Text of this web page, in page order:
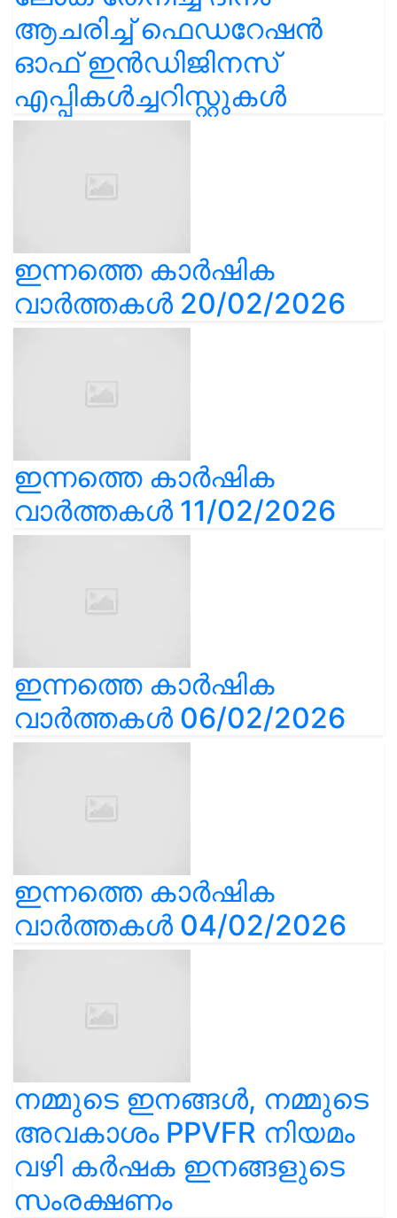
ആചരിച്ച് ഫെഡറേഷൻ
ഓഫ് ഇൻഡിജിനസ്
എപ്പികൾച്ചറിസ്റ്റുകൾ
ഇന്നത്തെ കാർഷിക
വാർത്തകൾ 20/02/2026
ഇന്നത്തെ കാർഷിക
വാർത്തകൾ 11/02/2026
ഇന്നത്തെ കാർഷിക
വാർത്തകൾ 06/02/2026
ഇന്നത്തെ കാർഷിക
വാർത്തകൾ 04/02/2026
നമ്മുടെ ഇനങ്ങൾ, നമ്മുടെ
അവകാശം PPVFR നിയമം
വഴി കർഷക ഇനങ്ങളുടെ
സംരക്ഷണം